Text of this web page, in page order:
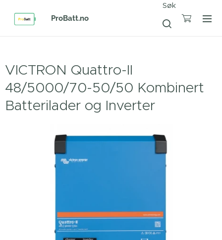
ProBatt.no
Søk
VICTRON Quattro-II
48/5000/70-50/50 Kombinert
Batterilader og Inverter